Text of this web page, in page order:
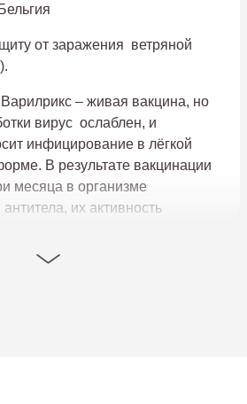
Бельгия
от заражения ветряной
Варилрикс – живая вакцина, но
вирус ослаблен, и
инфицирование в лёгкой
В результате вакцинации
месяца в организме
их активность
Вакцина применятся с